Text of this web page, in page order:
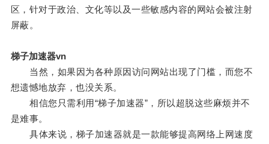
区，针对于政治、文化等以及一些敏感内容的网站会被注射
屏蔽。
梯子加速器vn
当然，如果因为各种原因访问网站出现了门槛，而您不
想遗憾地放弃，也没关系。
相信您只需利用“梯子加速器”，所以超脱这些麻烦并不
是难事。
具体来说，梯子加速器就是一款能够提高网络上网速度